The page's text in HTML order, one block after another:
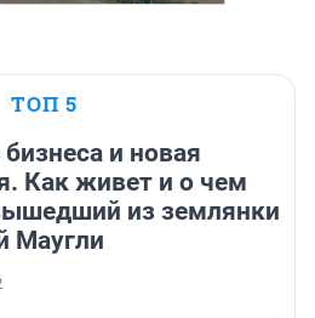
ТОП 5
и новая
Как живет и о чем
из землянки
Маугли